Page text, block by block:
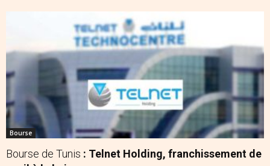
Bourse
Bourse de Tunis : Telnet Holding, franchissement de